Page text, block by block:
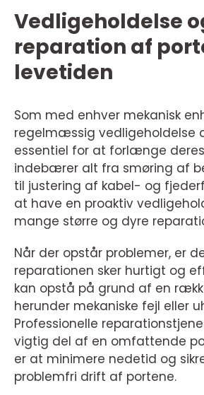
Vedligeholdelse
reparation af
levetiden
Som med enhver mekanisk
regelmæssig vedligeholdelse
essentiel for at forlænge
indebærer alt fra smøring af
til justering af kabel- og
at have en proaktiv
mange større og dyre
Når der opstår problemer, er
reparationen sker hurtigt og
kan opstå på grund af en
herunder mekaniske fejl eller
Professionelle
vigtig del af en omfattende
er at minimere nedetid og
problemfri drift af portene.